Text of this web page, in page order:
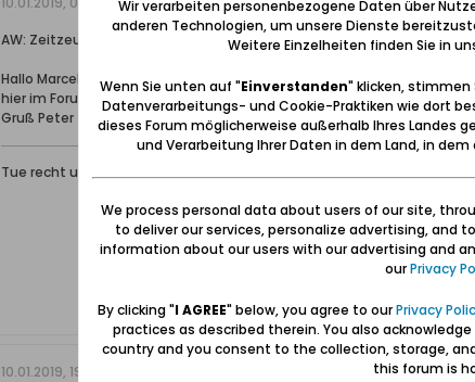
AW: Zeitzeugen gesucht: 1. September 1939 - Westerplatte
Hallo Marcel,
hier im Forum kannst Du mehrere Zeitzeugenberichte finden.
Gruß Peter
Tue recht und scheue niemand.
10.01.2019, 19:18
Wir verarbeiten personenbezogene Daten über
anderen Technologien, um unsere Dienste
Weitere Einzelheiten finden Sie in
Wenn Sie unten auf "Einverstanden" klicken, stimmen
Datenverarbeitungs- und Cookie-Praktiken wie dort
dieses Forum möglicherweise außerhalb Ihres Landes
und Verarbeitung Ihrer Daten in dem Land, in
We process personal data about users of our site,
to deliver our services, personalize advertising, and
information about our users with our advertising and
ourPrivacy
By clicking "I AGREE" below, you agree to ourPrivacy
practices as described therein. You also
country and you consent to the collection, storage,
this forum is